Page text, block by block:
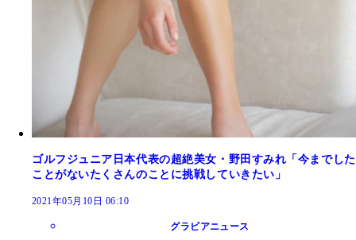
ゴルフジュニア日本代表の超絶美女・野田すみれ「今までした
ことがないたくさんのことに挑戦していきたい」
2021年05月10日 06:10
グラビアニュース